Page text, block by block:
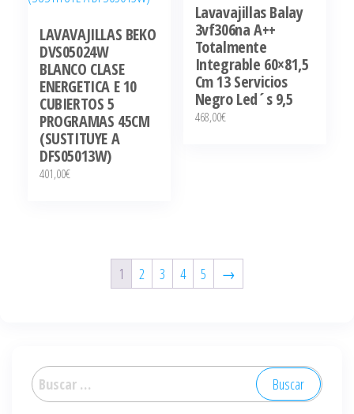
LAVAVAJILLAS BEKO
DVS05024W
BLANCO CLASE
ENERGETICA E 10
CUBIERTOS 5
PROGRAMAS 45CM
(SUSTITUYE A
DFS05013W)
401,00€
Lavavajillas Balay
3vf306na A++
Totalmente
Integrable 60×81,5
Cm 13 Servicios
Negro Led´s 9,5
468,00€
1 2 3 4 5 →
Buscar: